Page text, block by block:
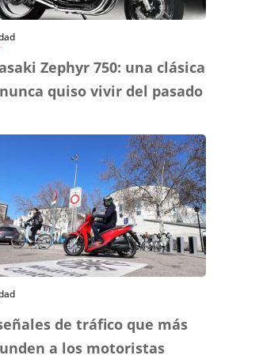
Zephyr 750: una clásica
quiso vivir del pasado
de tráfico que más
a los motoristas